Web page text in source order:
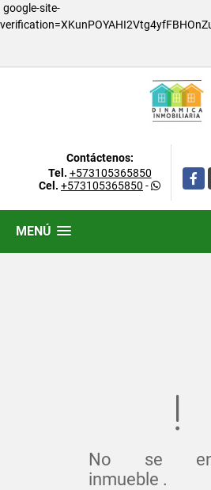
google-site-
Contáctenos:
Tel. +573105365850
Cel. +573105365850 -
MENÚ
No se
inmueble .